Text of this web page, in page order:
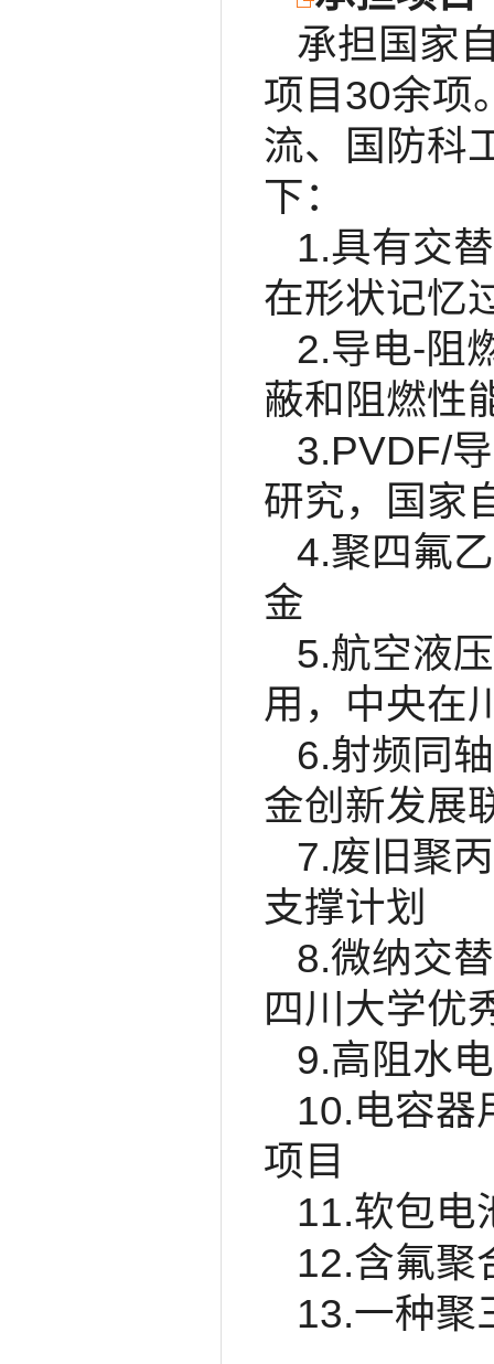
承担国家
项目30余项
流、国防科
下：
1.具有交
在形状记忆
2.导电-阻
蔽和阻燃性
3.PVDF/
研究，国家
4.聚四氟
金
5.航空液
用，中央在
6.射频同
金创新发展
7.废旧聚
支撑计划
8.微纳交
四川大学优
9.高阻水
10.电容器
项目
11.软包电
12.含氟聚
13.一种聚